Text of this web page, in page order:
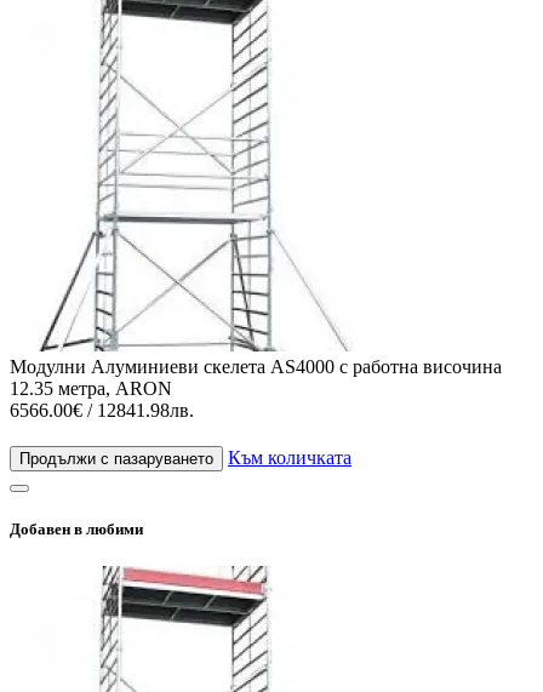
Модулни Алуминиеви скелета AS4000 с работна височина
12.35 метра, ARON
6566.00€ / 12841.98лв.
Продължи с пазаруването Към количката
Добавен в любими